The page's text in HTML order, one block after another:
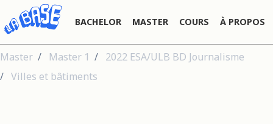
BACHELOR MASTER COURS À PROPOS
Master Master 1
2022 ESA/ULB BD Journalisme
Villes et bâtiments